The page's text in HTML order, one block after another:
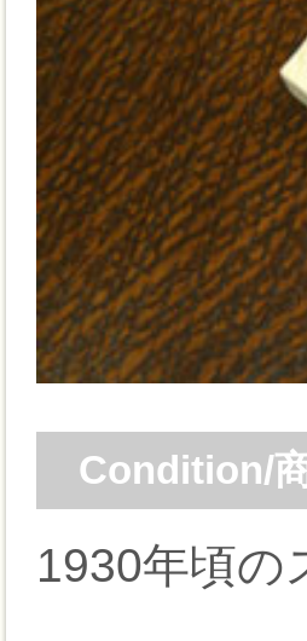
Condition/
1930年頃の